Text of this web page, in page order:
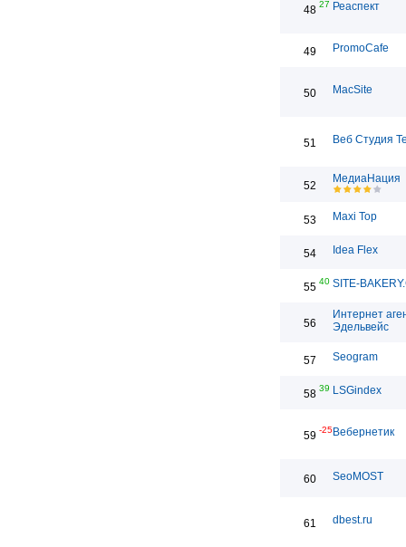
48 27 Реаспект
49 PromoCafe
50 MacSite
51 Веб Студия
52
МедиаНация
53 Maxi Top
54 Idea Flex
55 40 SITE-
56
Интернет
Эдельвейс
57 Seogram
58 39 LSGindex
59 -25Вебернетик
60 SeoMOST
61 dbest.ru